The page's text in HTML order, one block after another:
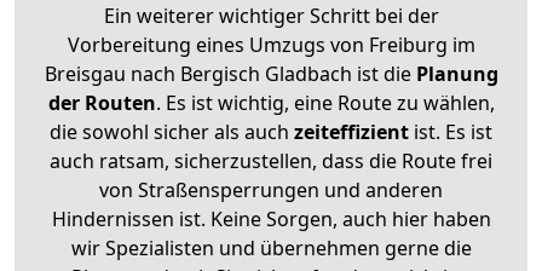
Ein weiterer wichtiger Schritt bei der
Vorbereitung eines Umzugs von Freiburg im
Breisgau nach Bergisch Gladbach ist diePlanung
der Routen. Es ist wichtig, eine Route zu wählen,
die sowohl sicher als auch zeiteffizient ist. Es ist
auch ratsam, sicherzustellen, dass die Route frei
von Straßensperrungen und anderen
Hindernissen ist. Keine Sorgen, auch hier haben
wir Spezialisten und übernehmen gerne die